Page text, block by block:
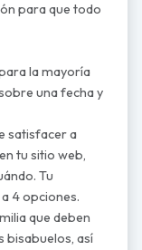
para que todo
la mayoría
una fecha y
satisfacer a
tu sitio web,
Tu
4 opciones.
que deben
bisabuelos, así